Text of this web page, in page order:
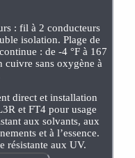
: fil à 2 conducteurs
isolation. Plage de
: de -4 °F à 167
cuivre sans oxygène à
direct et installation
et FT4 pour usage
aux solvants, aux
et à l’essence.
résistante aux UV.